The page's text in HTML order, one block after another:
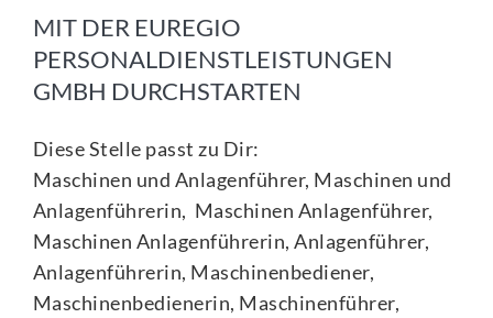
MIT DER EUREGIO
PERSONALDIENSTLEISTUNGEN
GMBH DURCHSTARTEN
Diese Stelle passt zu Dir:
Maschinen und Anlagenführer, Maschinen und
Anlagenführerin, Maschinen Anlagenführer,
Maschinen Anlagenführerin, Anlagenführer,
Anlagenführerin, Maschinenbediener,
Maschinenbedienerin, Maschinenführer,